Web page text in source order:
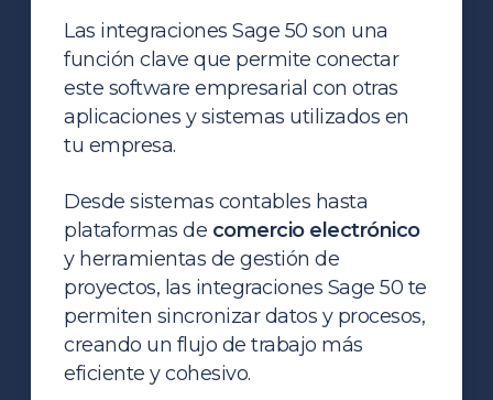
Las integraciones Sage 50 son una
función clave que permite conectar
este software empresarial con otras
aplicaciones y sistemas utilizados en
tu empresa.
Desde sistemas contables hasta
plataformas de comercio electrónico
y herramientas de gestión de
proyectos, las integraciones Sage 50 te
permiten sincronizar datos y procesos,
creando un flujo de trabajo más
eficiente y cohesivo.